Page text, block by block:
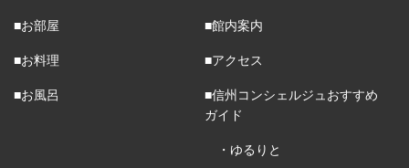
■お部屋
■お料理
■お風呂
■館内案内
■アクセス
■信州コンシェルジュおすすめ
ガイド
・ゆるりと